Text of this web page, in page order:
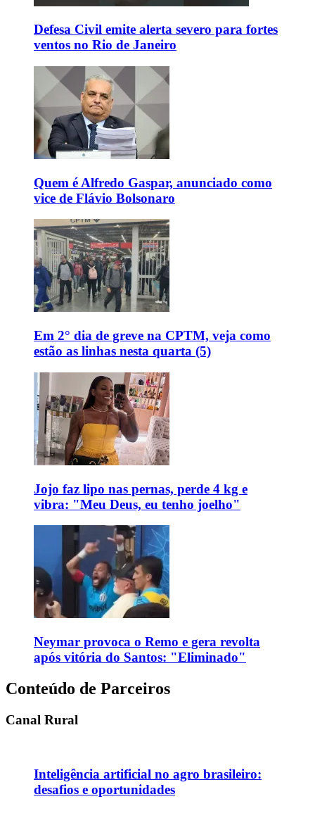
Defesa Civil emite alerta severo para fortes
ventos no Rio de Janeiro
Quem é Alfredo Gaspar, anunciado como
vice de Flávio Bolsonaro
Em 2° dia de greve na CPTM, veja como
estão as linhas nesta quarta (5)
Jojo faz lipo nas pernas, perde 4 kg e
vibra: "Meu Deus, eu tenho joelho"
Neymar provoca o Remo e gera revolta
após vitória do Santos: "Eliminado"
Conteúdo de Parceiros
Canal Rural
Inteligência artificial no agro brasileiro:
desafios e oportunidades